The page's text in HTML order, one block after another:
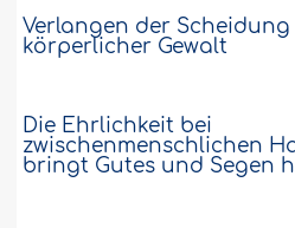
Verlangen der
körperlicher Gewalt
Die Ehrlichkeit bei
zwischenmenschlichen
bringt Gutes und Segen